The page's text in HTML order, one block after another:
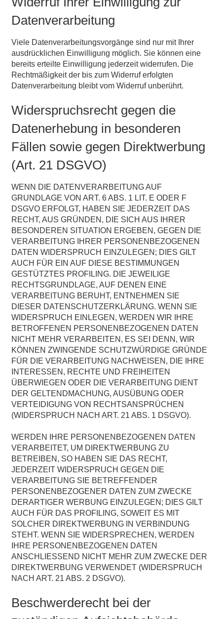
Datenverarbeitung
Viele Datenverarbeitungsvorgänge sind nur mit Ihrer
ausdrücklichen Einwilligung möglich. Sie können eine
bereits erteilte Einwilligung jederzeit widerrufen. Die
Rechtmäßigkeit der bis zum Widerruf erfolgten
Datenverarbeitung bleibt vom Widerruf unberührt.
Widerspruchsrecht gegen die
Datenerhebung in besonderen
Fällen sowie gegen Direktwerbung
(Art. 21 DSGVO)
WENN DIE DATENVERARBEITUNG AUF
GRUNDLAGE VON ART. 6 ABS. 1 LIT. E ODER F
DSGVO ERFOLGT, HABEN SIE JEDERZEIT DAS
RECHT, AUS GRÜNDEN, DIE SICH AUS IHRER
BESONDEREN SITUATION ERGEBEN, GEGEN DIE
VERARBEITUNG IHRER PERSONENBEZOGENEN
DATEN WIDERSPRUCH EINZULEGEN; DIES GILT
AUCH FÜR EIN AUF DIESE BESTIMMUNGEN
GESTÜTZTES PROFILING. DIE JEWEILIGE
RECHTSGRUNDLAGE, AUF DENEN EINE
VERARBEITUNG BERUHT, ENTNEHMEN SIE
DIESER DATENSCHUTZERKLÄRUNG. WENN SIE
WIDERSPRUCH EINLEGEN, WERDEN WIR IHRE
BETROFFENEN PERSONENBEZOGENEN DATEN
NICHT MEHR VERARBEITEN, ES SEI DENN, WIR
KÖNNEN ZWINGENDE SCHUTZWÜRDIGE GRÜNDE
FÜR DIE VERARBEITUNG NACHWEISEN, DIE IHRE
INTERESSEN, RECHTE UND FREIHEITEN
ÜBERWIEGEN ODER DIE VERARBEITUNG DIENT
DER GELTENDMACHUNG, AUSÜBUNG ODER
VERTEIDIGUNG VON RECHTSANSPRÜCHEN
(WIDERSPRUCH NACH ART. 21 ABS. 1 DSGVO).
WERDEN IHRE PERSONENBEZOGENEN DATEN
VERARBEITET, UM DIREKTWERBUNG ZU
BETREIBEN, SO HABEN SIE DAS RECHT,
JEDERZEIT WIDERSPRUCH GEGEN DIE
VERARBEITUNG SIE BETREFFENDER
PERSONENBEZOGENER DATEN ZUM ZWECKE
DERARTIGER WERBUNG EINZULEGEN; DIES GILT
AUCH FÜR DAS PROFILING, SOWEIT ES MIT
SOLCHER DIREKTWERBUNG IN VERBINDUNG
STEHT. WENN SIE WIDERSPRECHEN, WERDEN
IHRE PERSONENBEZOGENEN DATEN
ANSCHLIESSEND NICHT MEHR ZUM ZWECKE DER
DIREKTWERBUNG VERWENDET (WIDERSPRUCH
NACH ART. 21 ABS. 2 DSGVO).
Beschwerderecht bei der